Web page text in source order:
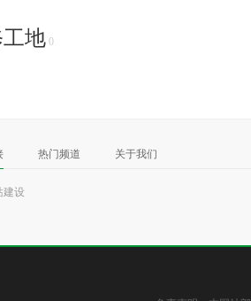
地 0
热门频道 关于我们
建设